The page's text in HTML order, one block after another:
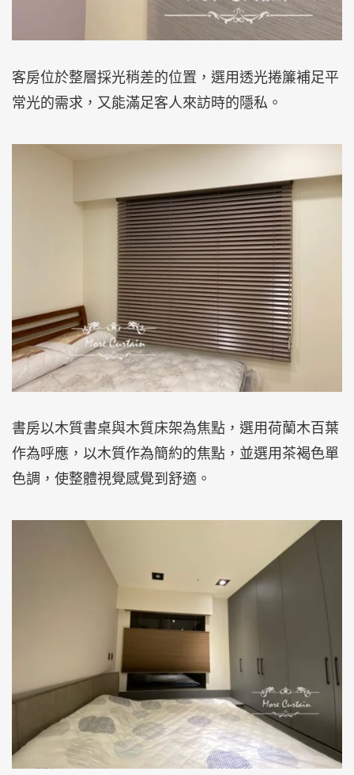
客房位於整層採光稍差的位置，選用透光捲簾補足平
常光的需求，又能滿足客人來訪時的隱私。
書房以木質書桌與木質床架為焦點，選用荷蘭木百葉
作為呼應，以木質作為簡約的焦點，並選用茶褐色單
色調，使整體視覺感覺到舒適。